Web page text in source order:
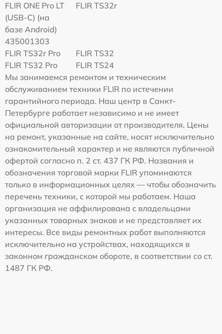
FLIR ONE Pro LT
(USB-C) (на
базе Android)
435001303
FLIR TS32r
FLIR TS32r Pro
FLIR TS32
FLIR TS32 Pro
FLIR TS24
Мы занимаемся ремонтом и техническим
обслуживанием техники FLIR по истечении
гарантийного периода. Наш центр в Санкт-
Петербурге работает независимо и не имеет
официальной авторизации от производителя. Цены
на ремонт, указанные на сайте, носят исключительно
ознакомительный характер и не являются публичной
офертой согласно п. 2 ст. 437 ГК РФ. Названия и
обозначения торговой марки FLIR упоминаются
только в информационных целях — чтобы обозначить
перечень техники, с которой мы работаем. Наша
организация не аффилирована с владельцами
указанных товарных знаков и не представляет их
интересы. Все виды ремонтных работ выполняются
исключительно на устройствах, находящихся в
законном гражданском обороте, в соответствии со ст.
1487 ГК РФ.